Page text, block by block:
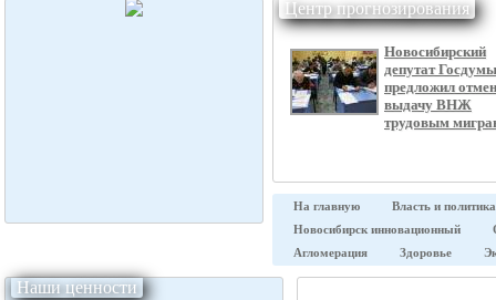
Центр прогнозирования
Новосибирский
депутат Госдумы
предложил
выдачу ВНЖ
трудовым
На главную
Власть и политика
Новосибирск инновационный
Агломерация
Здоровье
Наши ценности